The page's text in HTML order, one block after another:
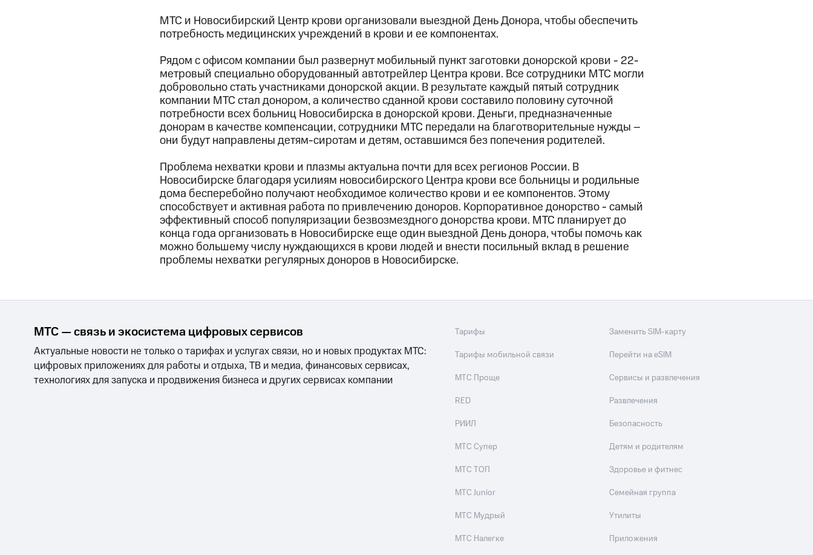
МТС и Новосибирский Центр крови организовали выездной День Донора, чтобы обеспечить
потребность медицинских учреждений в крови и ее компонентах.
Рядом с офисом компании был развернут мобильный пункт заготовки донорской крови - 22-
метровый специально оборудованный автотрейлер Центра крови. Все сотрудники МТС могли
добровольно стать участниками донорской акции. В результате каждый пятый сотрудник
компании МТС стал донором, а количество сданной крови составило половину суточной
потребности всех больниц Новосибирска в донорской крови. Деньги, предназначенные
донорам в качестве компенсации, сотрудники МТС передали на благотворительные нужды –
они будут направлены детям-сиротам и детям, оставшимся без попечения родителей.
Проблема нехватки крови и плазмы актуальна почти для всех регионов России. В
Новосибирске благодаря усилиям новосибирского Центра крови все больницы и родильные
дома бесперебойно получают необходимое количество крови и ее компонентов. Этому
способствует и активная работа по привлечению доноров. Корпоративное донорство - самый
эффективный способ популяризации безвозмездного донорства крови. МТС планирует до
конца года организовать в Новосибирске еще один выездной День донора, чтобы помочь как
можно большему числу нуждающихся в крови людей и внести посильный вклад в решение
проблемы нехватки регулярных доноров в Новосибирске.
МТС — связь и экосистема цифровых сервисов
Актуальные новости не только о тарифах и услугах связи, но и новых продуктах МТС:
цифровых приложениях для работы и отдыха, ТВ и медиа, финансовых сервисах,
технологиях для запуска и продвижения бизнеса и других сервисах компании
Тарифы
Тарифы мобильной связи
МТС Проще
RED
РИИЛ
МТС Супер
МТС ТОП
МТС Junior
МТС Мудрый
МТС Налегке
Заменить SIM-карту
Перейти на eSIM
Сервисы и развлечения
Развлечения
Безопасность
Детям и родителям
Здоровье и фитнес
Семейная группа
Утилиты
Приложения